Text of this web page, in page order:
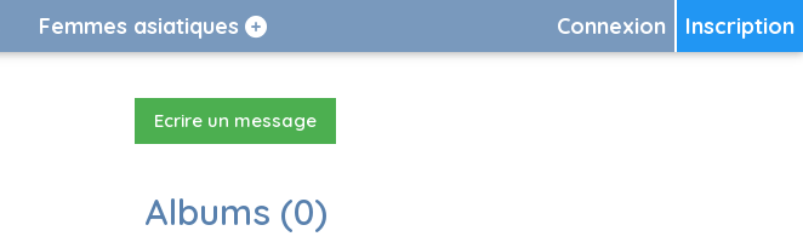
Inscription
Connexion
Femmes asiatiques
Ecrire un message
Albums (0)